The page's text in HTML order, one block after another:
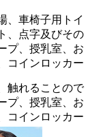
、 車椅子用トイ
、
点字及びその
プ、 授乳室、 お
コインロッカー
触れることので
プ、 授乳室、 お
コインロッカー